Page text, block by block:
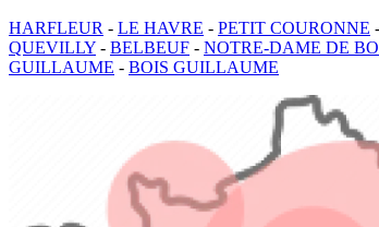
HARFLEUR - LE HAVRE - PETIT COURONNE -
QUEVILLY - BELBEUF - NOTRE-DAME DE
GUILLAUME - BOIS GUILLAUME